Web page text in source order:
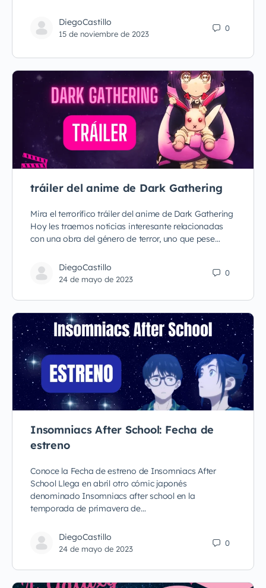
DiegoCastillo
15 de noviembre de 2023
0
tráiler del anime de Dark Gathering
Mira el terrorífico tráiler del anime de Dark Gathering
Hoy les traemos noticias interesante relacionadas
con una obra del género de terror, uno que pese…
DiegoCastillo
24 de mayo de 2023
0
Insomniacs After School: Fecha de
estreno
Conoce la Fecha de estreno de Insomniacs After
School Llega en abril otro cómic japonés
denominado Insomniacs after school en la
temporada de primavera de…
DiegoCastillo
24 de mayo de 2023
0